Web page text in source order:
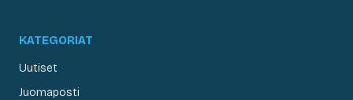
KATEGORIAT
Uutiset
Juomaposti